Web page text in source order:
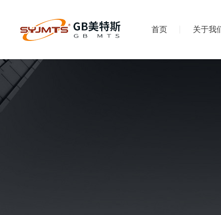
首页 关于我